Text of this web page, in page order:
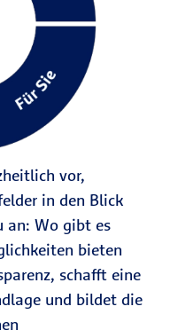
vor,
in den Blick
an: Wo gibt es
bieten
schafft eine
und bildet die